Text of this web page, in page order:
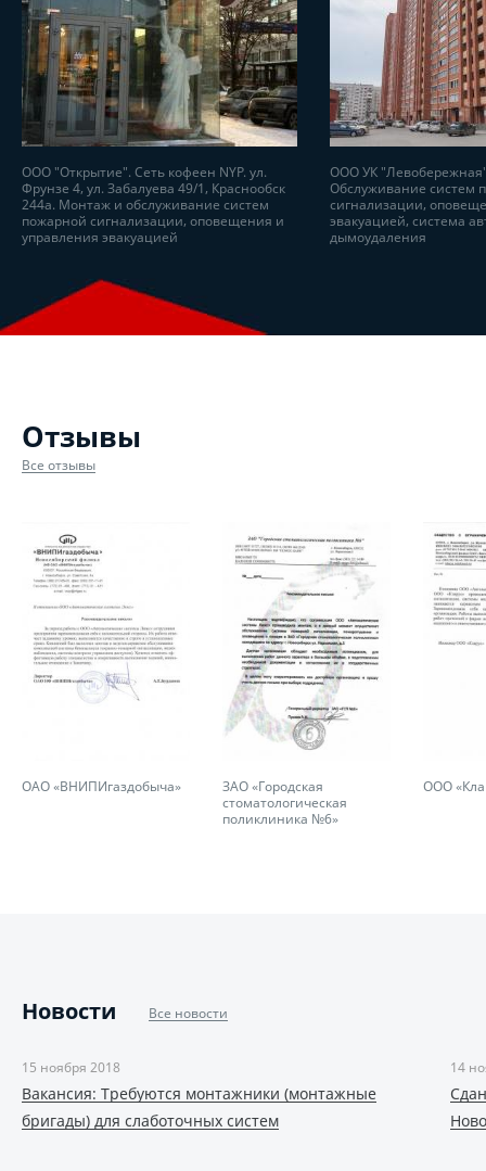
ООО "Открытие". Сеть кофеен NYP. ул.
Фрунзе 4, ул. Забалуева 49/1, Краснообск
244а. Монтаж и обслуживание систем
пожарной сигнализации, оповещения и
управления эвакуацией
ООО УК
Обслуживание систем
сигнализации,
эвакуацией, система
дымоудаления
Отзывы
Все отзывы
ОАО «ВНИПИгаздобыча»
ЗАО «Городская
стоматологическая
поликлиника №6»
ООО
Новости Все новости
15 ноября 2018
Вакансия: Требуются монтажники (монтажные
бригады) для слаботочных систем
14